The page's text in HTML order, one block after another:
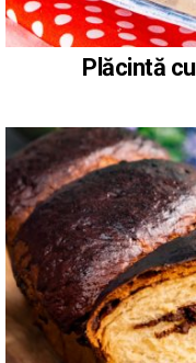
Plăcintă